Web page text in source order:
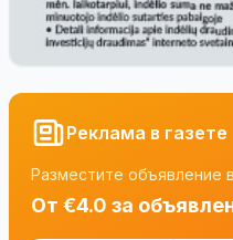
Реклама в газете
Разместите объявление
От €4.0 за